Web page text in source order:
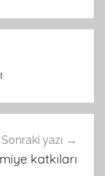
Sonraki yazı
katkıları